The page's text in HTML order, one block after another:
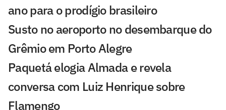
ano para o prodígio brasileiro
Susto no aeroporto no desembarque do
Grêmio em Porto Alegre
Paquetá elogia Almada e revela
conversa com Luiz Henrique sobre
Flamengo